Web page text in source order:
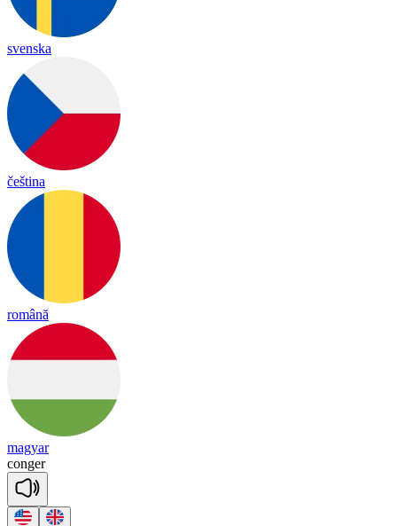
svenska
čeština
română
magyar
conger